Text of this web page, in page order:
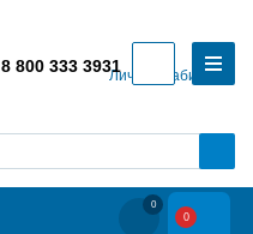
Личный кабинет
8 800 333 3931
0
0